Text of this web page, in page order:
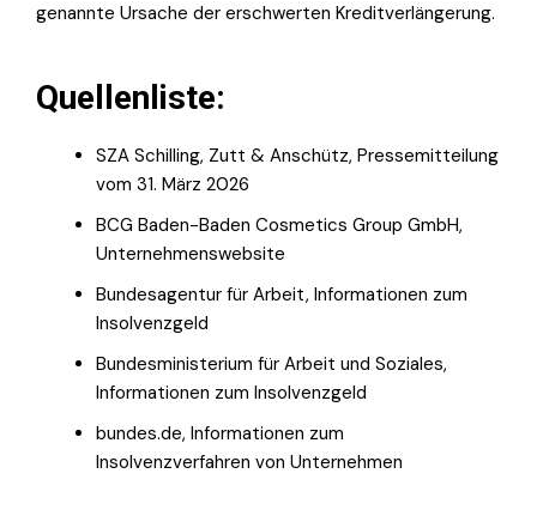
genannte Ursache der erschwerten Kreditverlängerung.
Quellenliste:
SZA Schilling, Zutt & Anschütz, Pressemitteilung
vom 31. März 2026
BCG Baden-Baden Cosmetics Group GmbH,
Unternehmenswebsite
Bundesagentur für Arbeit, Informationen zum
Insolvenzgeld
Bundesministerium für Arbeit und Soziales,
Informationen zum Insolvenzgeld
bundes.de, Informationen zum
Insolvenzverfahren von Unternehmen